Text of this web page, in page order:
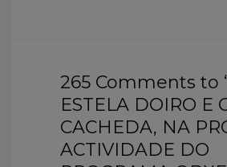
265 Comments to
ESTELA DOIRO E
CACHEDA, NA
ACTIVIDADE DO